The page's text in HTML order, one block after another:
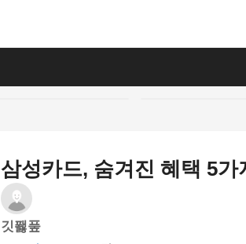
삼성카드, 숨겨진 혜택 5
깃퐳풒